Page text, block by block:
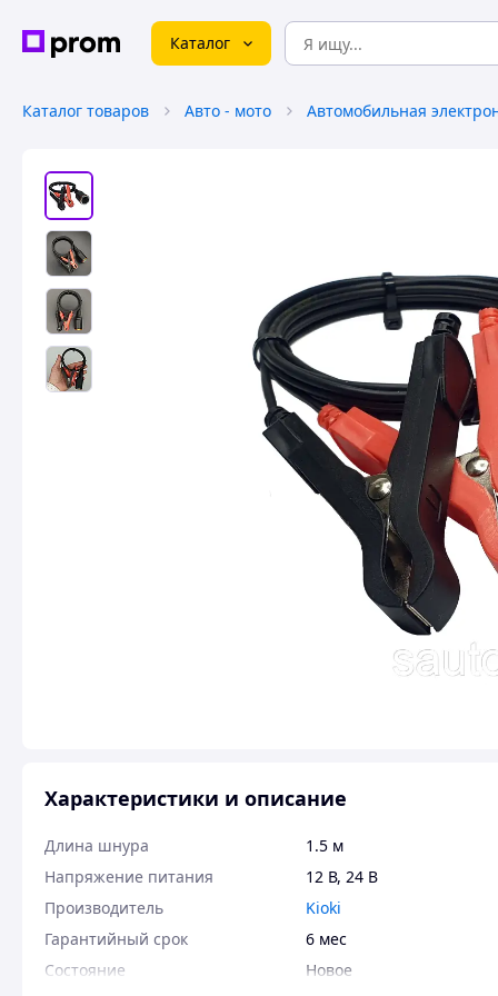
Каталог
Каталог товаров Авто - мото Автомобильная
Характеристики и описание
Длина шнура
1.5 м
Напряжение питания
12 В, 24 В
Производитель
Kioki
Гарантийный срок
6 мес
Состояние
Новое